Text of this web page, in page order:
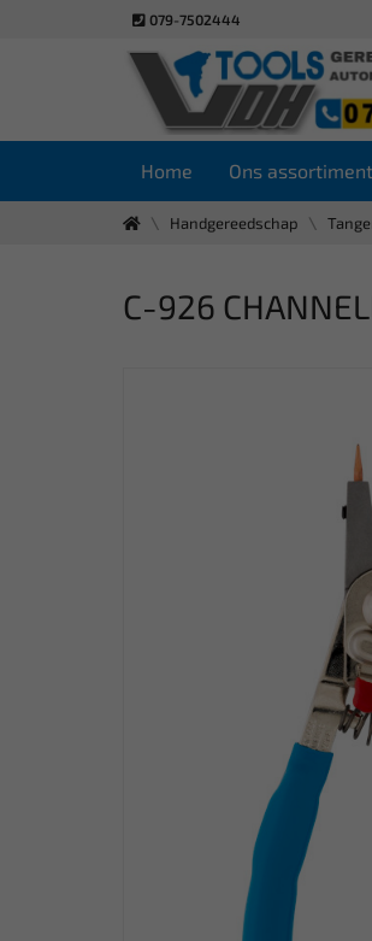
079-7502444
Home Ons assortiment
Handgereedschap
C-926